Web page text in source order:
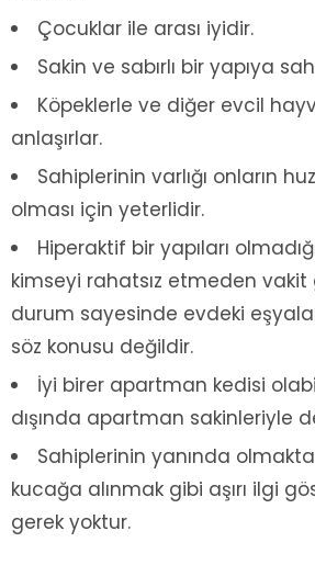
Çocuklar ile arası iyidir.
Sakin ve sabırlı bir yapıya
Köpeklerle ve diğer evcil
anlaşırlar.
Sahiplerinin varlığı onların
olması için yeterlidir.
Hiperaktif bir yapıları
kimseyi rahatsız etmeden vakit
durum sayesinde evdeki
söz konusu değildir.
İyi birer apartman kedisi
dışında apartman sakinleriyle
Sahiplerinin yanında
kucağa alınmak gibi aşırı ilgi
gerek yoktur.